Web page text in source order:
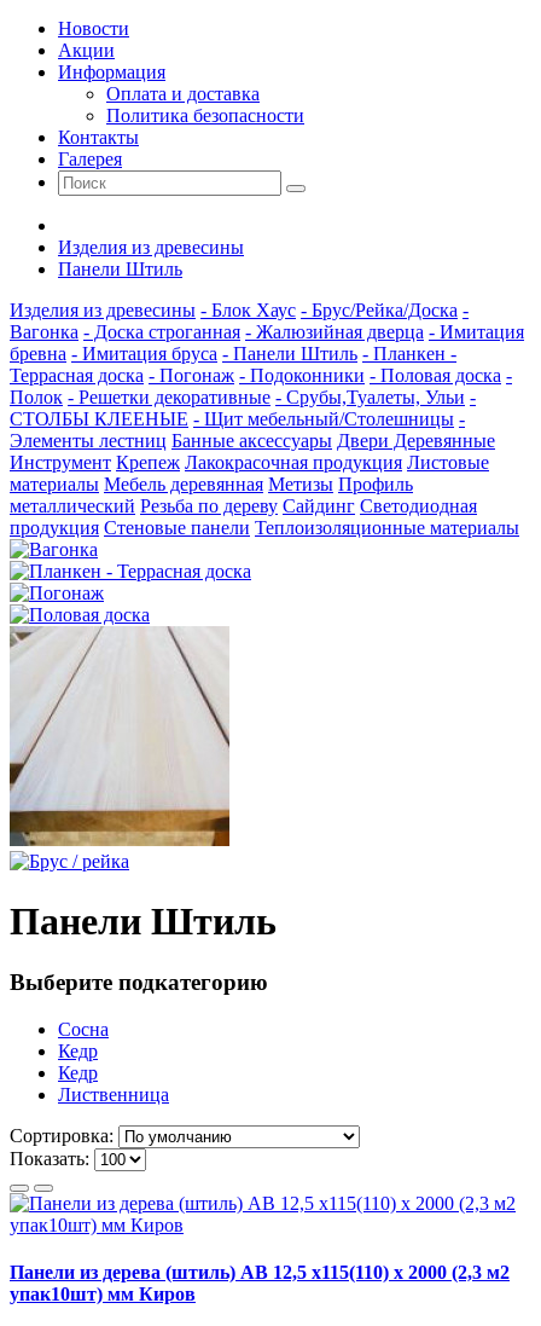
Новости
Акции
Информация
Оплата и доставка
Политика безопасности
Контакты
Галерея
Изделия из древесины
Панели Штиль
Изделия из древесины - Блок Хаус - Брус/Рейка/Доска -
Вагонка - Доска строганная - Жалюзийная дверца - Имитация
бревна - Имитация бруса - Панели Штиль - Планкен -
Террасная доска - Погонаж - Подоконники - Половая доска -
Полок - Решетки декоративные - Срубы,Туалеты, Ульи -
СТОЛБЫ КЛЕЕНЫЕ - Щит мебельный/Столешницы -
Элементы лестниц Банные аксессуары Двери Деревянные
Инструмент Крепеж Лакокрасочная продукция Листовые
материалы Мебель деревянная Метизы Профиль
металлический Резьба по дереву Сайдинг Светодиодная
продукция Стеновые панели Теплоизоляционные материалы
Панели Штиль
Выберите подкатегорию
Сосна
Кедр
Кедр
Лиственница
Сортировка:
Показать:
Панели из дерева (штиль) АВ 12,5 х115(110) х 2000 (2,3 м2
упак10шт) мм Киров